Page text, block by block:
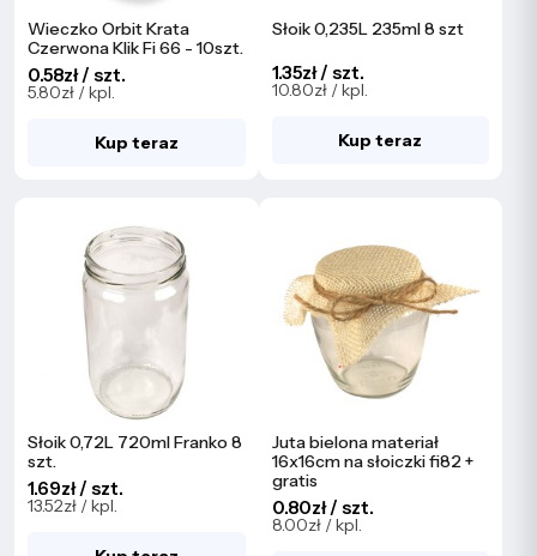
Wieczko Orbit Krata
Czerwona Klik Fi 66 - 10szt.
0.58zł / szt.
5.80zł / kpl.
Kup teraz
Słoik 0,235L 235ml 8 szt
1.35zł / szt.
10.80zł / kpl.
Kup teraz
Słoik 0,72L 720ml Franko 8
szt.
1.69zł / szt.
13.52zł / kpl.
Juta bielona materiał
16x16cm na słoiczki fi82 +
gratis
0.80zł / szt.
8.00zł / kpl.